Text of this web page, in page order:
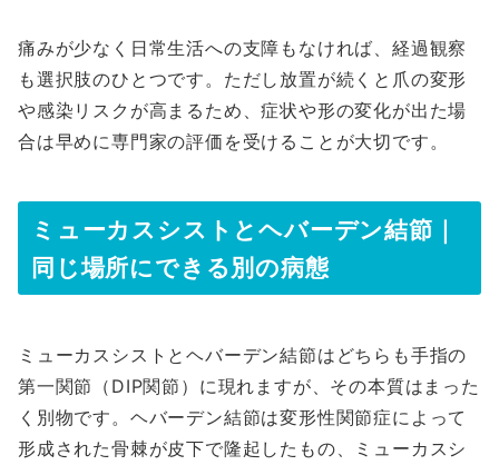
痛みが少なく日常生活への支障もなければ、経過観察
も選択肢のひとつです。ただし放置が続くと爪の変形
や感染リスクが高まるため、症状や形の変化が出た場
合は早めに専門家の評価を受けることが大切です。
ミューカスシストとヘバーデン結節｜
同じ場所にできる別の病態
ミューカスシストとヘバーデン結節はどちらも手指の
第一関節（DIP関節）に現れますが、その本質はまった
く別物です。ヘバーデン結節は変形性関節症によって
形成された骨棘が皮下で隆起したもの、ミューカスシ